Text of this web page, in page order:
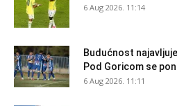
6 Aug 2026. 11:14
Budućnost
Pod Goricom se
6 Aug 2026. 11:11